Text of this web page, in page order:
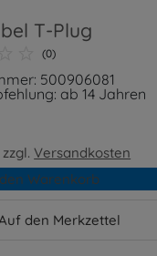
T-Plug
(0)
500906081
ab 14 Jahren
zzgl.Versandkosten
den Merkzettel
Warenkorb